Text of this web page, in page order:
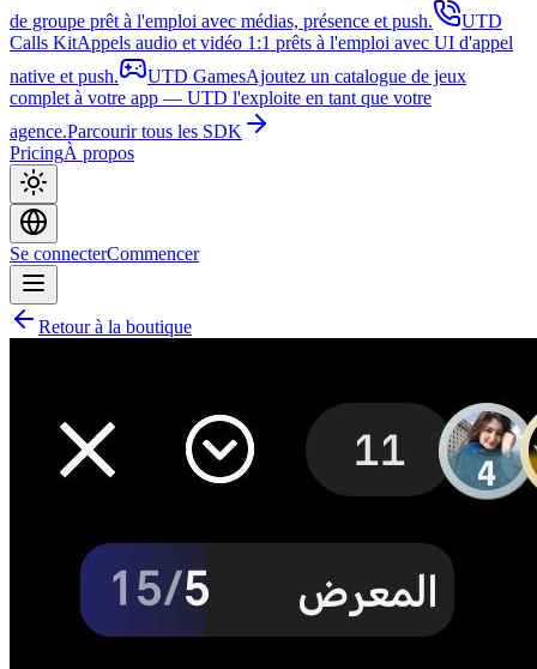
de groupe prêt à l'emploi avec médias, présence et push.
UTD
Calls KitAppels audio et vidéo 1:1 prêts à l'emploi avec UI d'appel
native et push.
UTD GamesAjoutez un catalogue de jeux
complet à votre app — UTD l'exploite en tant que votre
agence.Parcourir tous les SDK
PricingÀ propos
Se connecterCommencer
Retour à la boutique